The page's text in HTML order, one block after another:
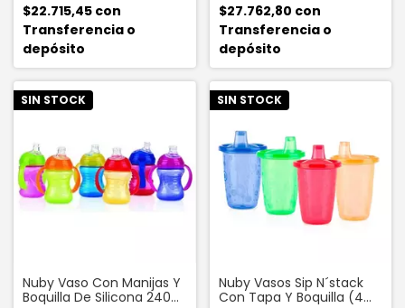
$22.715,45 con
Transferencia o
depósito
$27.762,80 con
Transferencia o
depósito
SIN STOCK
Nuby Vaso Con Manijas Y
Boquilla De Silicona 240
SIN STOCK
Nuby Vasos Sip N´stack
Con Tapa Y Boquilla (4